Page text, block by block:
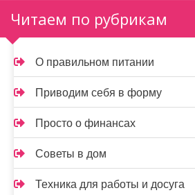
Читаем по рубрикам
О правильном питании
Приводим себя в форму
Просто о финансах
Советы в дом
Техника для работы и досуга